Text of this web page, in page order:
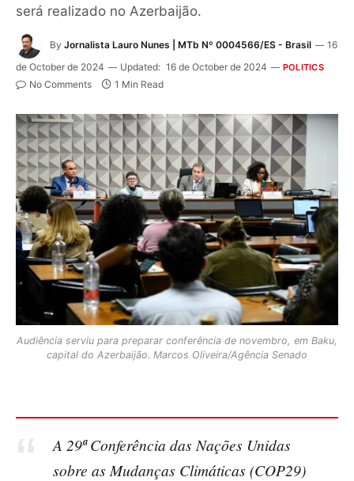
será realizado no Azerbaijão.
By Jornalista Lauro Nunes | MTb Nº 0004566/ES - Brasil
16
de October de 2024
Updated: 16 de October de 2024 POLITICS
No Comments 1 Min Read
Audiência serviu para preparar conferência de novembro, em Baku,
capital do Azerbaijão. Marcos Oliveira/Agência Senado
A 29ª Conferência das Nações Unidas
sobre as Mudanças Climáticas (COP29)